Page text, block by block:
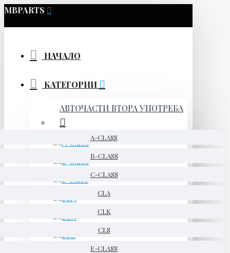
MBPARTS
НАЧАЛО
КАТЕГОРИИ
АВТОЧАСТИ ВТОРА УПОТРЕБА
A-CLASS
B-CLASS
C-CLASS
CLA
CLK
CLS
E-CLASS